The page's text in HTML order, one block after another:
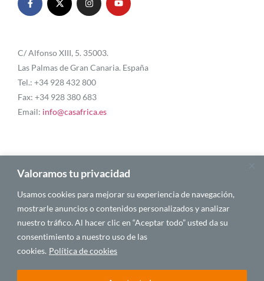
Valoramos tu privacidad
Usamos cookies para mejorar su experiencia de navegación,
mostrarle anuncios o contenidos personalizados y analizar
nuestro tráfico. Al hacer clic en “Aceptar todo” usted da su
consentimiento a nuestro uso de las
cookies. Política de cookies
C/ Alfonso XIII, 5. 35003.
Las Palmas de Gran Canaria. España
Tel.: +34 928 432 800
Fax: +34 928 380 683
Email: info@casafrica.es
Blog
Quiénes somos
Autores
Español